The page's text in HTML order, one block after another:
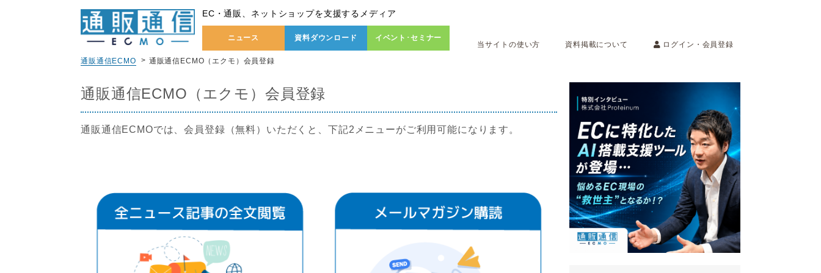
EC・通販、ネットショップを支援するメディア
ニュース 資料ダウンロード イベント･セミナー
当サイトの使い方 資料掲載について
ログイン・会員登録
通販通信ECMO
通販通信ECMO（エクモ）会員登録
通販通信ECMO（エクモ）会員登録
通販通信ECMOでは、会員登録（無料）いただくと、下記2メニューがご利用可能になります。